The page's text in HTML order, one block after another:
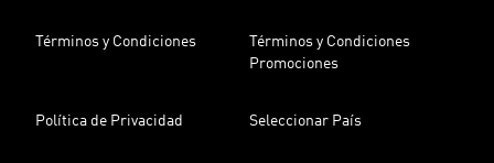
Términos y Condiciones
Términos y Condiciones
Promociones
Política de Privacidad Seleccionar País